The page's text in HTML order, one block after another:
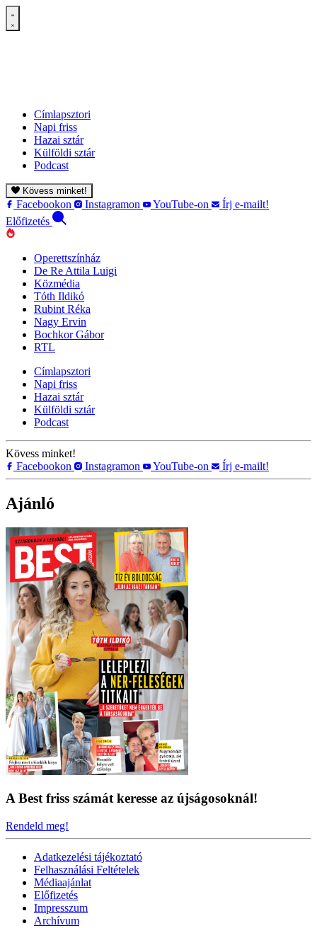
Címlapsztori
Napi friss
Hazai sztár
Külföldi sztár
Podcast
Kövess minket!
Facebookon Instagramon YouTube-on
Írj e-mailt!
Előfizetés
Operettszínház
De Re Attila Luigi
Közmédia
Tóth Ildikó
Rubint Réka
Nagy Ervin
Bochkor Gábor
RTL
Címlapsztori
Napi friss
Hazai sztár
Külföldi sztár
Podcast
Kövess minket!
Facebookon
Instagramon YouTube-on Írj e-mailt!
Ajánló
A Best friss számát keresse az újságosoknál!
Rendeld meg!
Adatkezelési tájékoztató
Felhasználási Feltételek
Médiaajánlat
Előfizetés
Impresszum
Archívum